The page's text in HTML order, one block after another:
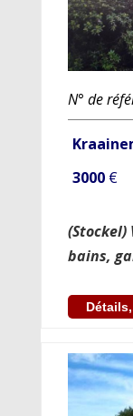
N° de
3000€
(Stockel)
bains,